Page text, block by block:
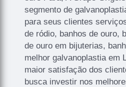
segmento de
para seus clientes
de ródio, banhos de ouro,
de ouro em bijuterias,
melhor galvanoplastia em
maior satisfação dos
busca investir nos